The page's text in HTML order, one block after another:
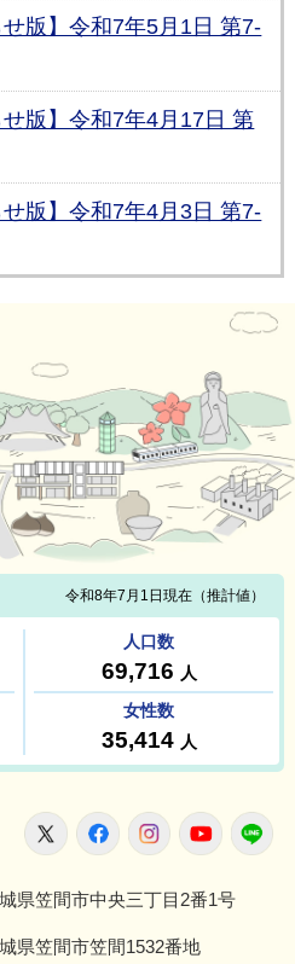
版】令和7年5月1日 第7-
版】令和7年4月17日 第
版】令和7年4月3日 第7-
笠間市役所
X FacebookInstagram
県笠間市中央三丁目2番1号
県笠間市笠間1532番地